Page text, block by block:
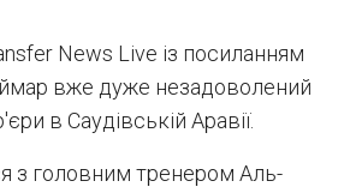
News Live із посиланням
вже дуже незадоволений
в Саудівській Аравії.
з головним тренером Аль-